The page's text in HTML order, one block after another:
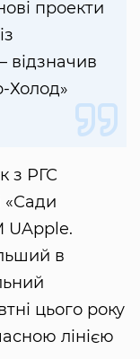
проекти
відзначив
Холод»
з РГС
«Сади
UApple.
в
цього року
лінією